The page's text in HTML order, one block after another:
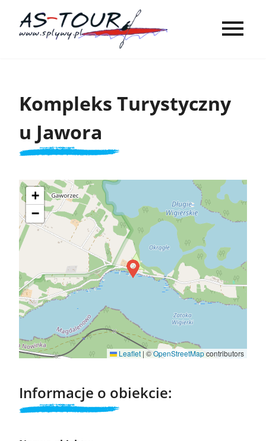
Kompleks Turystyczny
u Jawora
+
−
Leaflet | ©OpenStreetMapcontributors
Informacje o obiekcie: